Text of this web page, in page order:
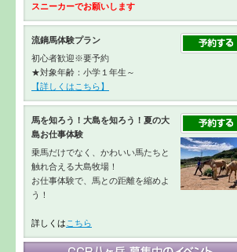
スニーカーでお願いします
流鏑馬体験プラン
初心者歓迎※要予約
★対象年齢：小学１年生～
【詳しくはこちら】
馬を知ろう！大島を知ろう！夏の大
島お仕事体験
乗馬だけでなく、かわいい馬たちと
触れ合える大島牧場！
お仕事体験で、馬との距離を縮めよ
う！
詳しくは こちら